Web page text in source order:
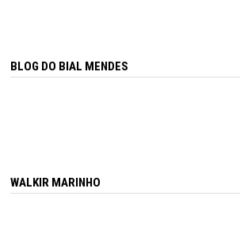
BLOG DO BIAL MENDES
WALKIR MARINHO